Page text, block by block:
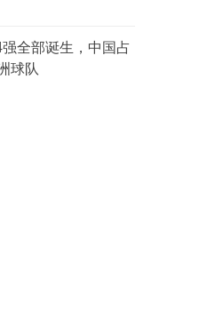
全部诞生，中国占
球队